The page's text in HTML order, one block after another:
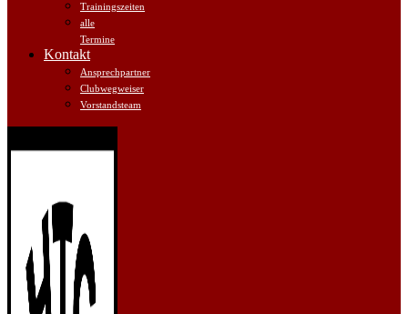
Trainingszeiten
alle
Termine
Kontakt
Ansprechpartner
Clubwegweiser
Vorstandsteam